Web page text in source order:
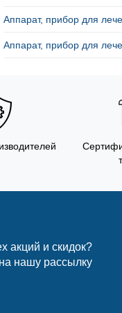
Аппарат, прибор для
Аппарат, прибор для
акций и скидок?
нашу рассылку